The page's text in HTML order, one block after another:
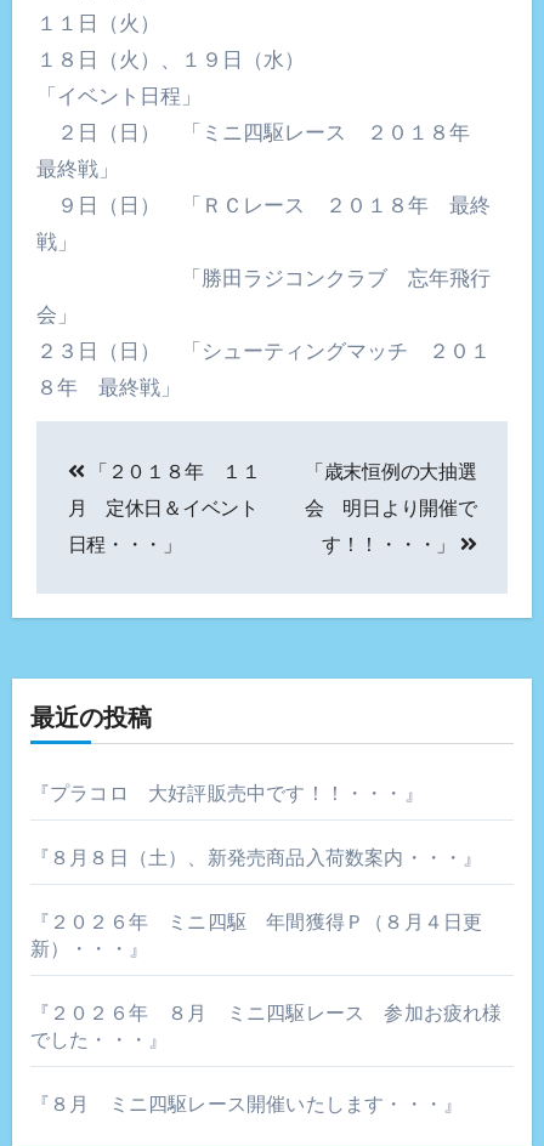
１１日（火）
１８日（火）、１９日（水）
「イベント日程」
２日（日） 「ミニ四駆レース ２０１８年
最終戦」
９日（日） 「ＲＣレース ２０１８年 最終
戦」
「勝田ラジコンクラブ 忘年飛行
会」
２３日（日） 「シューティングマッチ ２０１
８年 最終戦」
稿
ナ
ビ
シ
ョ
ン
「２０１８年 １１
月 定休日＆イベント
日程・・・」
「歳末恒例の大抽選
会 明日より開催で
す！！・・・」
最近の投稿
『プラコロ 大好評販売中です！！・・・』
『８月８日（土）、新発売商品入荷数案内・・・』
『２０２６年 ミニ四駆 年間獲得Ｐ（８月４日更
新）・・・』
『２０２６年 ８月 ミニ四駆レース 参加お疲れ様
でした・・・』
『８月 ミニ四駆レース開催いたします・・・』